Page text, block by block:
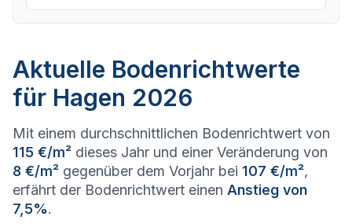
Aktuelle Bodenrichtwerte
für Hagen 2026
Mit einem durchschnittlichen Bodenrichtwert von
115 €/m² dieses Jahr und einer Veränderung von
8 €/m² gegenüber dem Vorjahr bei 107 €/m²,
erfährt der Bodenrichtwert einen Anstieg von
7,5%.